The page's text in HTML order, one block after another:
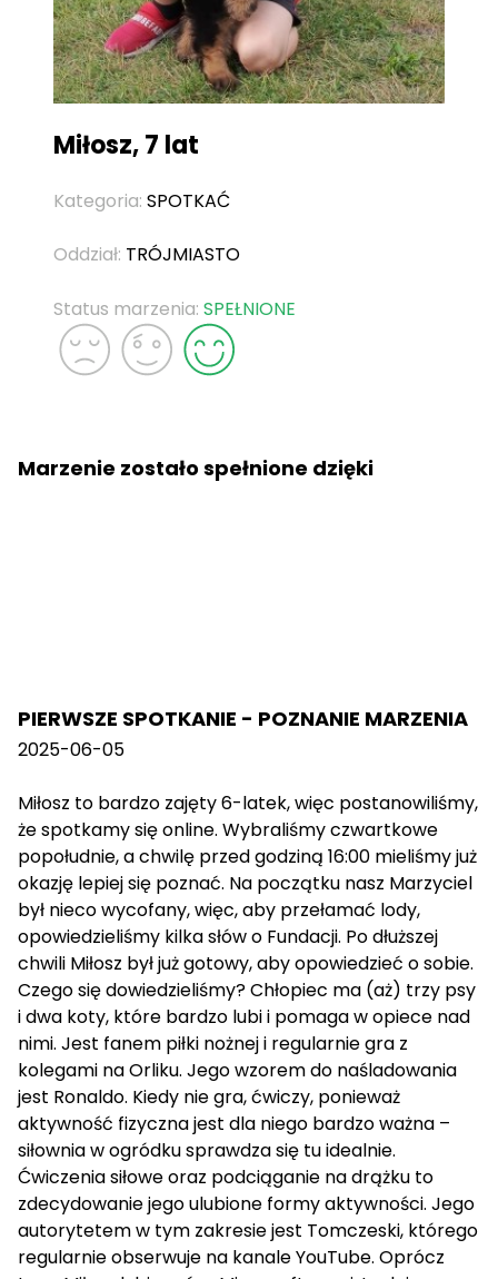
Miłosz, 7 lat
Kategoria: SPOTKAĆ
Oddział: TRÓJMIASTO
Status marzenia: SPEŁNIONE
Marzenie zostało spełnione dzięki
PIERWSZE SPOTKANIE - POZNANIE MARZENIA
2025-06-05
Miłosz to bardzo zajęty 6-latek, więc postanowiliśmy,
że spotkamy się online. Wybraliśmy czwartkowe
popołudnie, a chwilę przed godziną 16:00 mieliśmy już
okazję lepiej się poznać. Na początku nasz Marzyciel
był nieco wycofany, więc, aby przełamać lody,
opowiedzieliśmy kilka słów o Fundacji. Po dłuższej
chwili Miłosz był już gotowy, aby opowiedzieć o sobie.
Czego się dowiedzieliśmy? Chłopiec ma (aż) trzy psy
i dwa koty, które bardzo lubi i pomaga w opiece nad
nimi. Jest fanem piłki nożnej i regularnie gra z
kolegami na Orliku. Jego wzorem do naśladowania
jest Ronaldo. Kiedy nie gra, ćwiczy, ponieważ
aktywność fizyczna jest dla niego bardzo ważna –
siłownia w ogródku sprawdza się tu idealnie.
Ćwiczenia siłowe oraz podciąganie na drążku to
zdecydowanie jego ulubione formy aktywności. Jego
autorytetem w tym zakresie jest Tomczeski, którego
regularnie obserwuje na kanale YouTube. Oprócz